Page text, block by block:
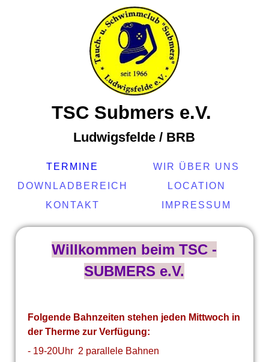
TSC Submers e.V.
Ludwigsfelde / BRB
TERMINE
WIR ÜBER UNS
DOWNLADBEREICH
LOCATION
KONTAKT
IMPRESSUM
Willkommen beim TSC -
SUBMERS e.V.
Folgende Bahnzeiten stehen jeden Mittwoch in
der Therme zur Verfügung:
- 19-20Uhr 2 parallele Bahnen